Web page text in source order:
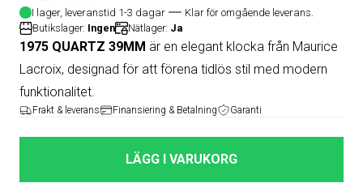
I lager, leveranstid 1-3 dagar
Klar för omgående leverans.
Butikslager: Ingen Nätlager: Ja
1975 QUARTZ 39MM är en elegant klocka från Maurice
Lacroix, designad för att förena tidlös stil med modern
funktionalitet.
Frakt & leverans Finansiering & Betalning Garanti
LÄGG I VARUKORG